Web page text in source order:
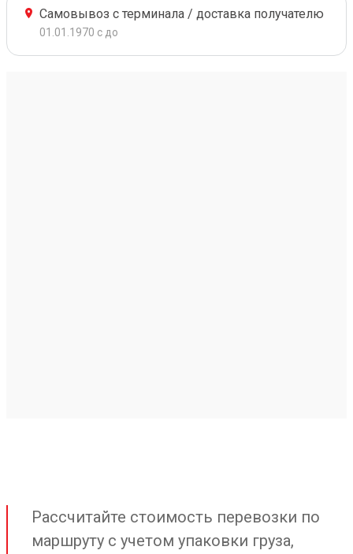
Самовывоз с терминала / доставка получателю
01.01.1970 с до
Рассчитайте стоимость перевозки по
маршруту с учетом упаковки груза,